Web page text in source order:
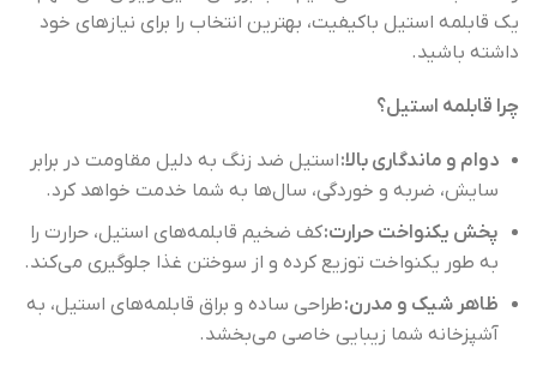
یک قابلمه استیل باکیفیت، بهترین انتخاب را برای نیازهای خود
داشته باشید.
چرا قابلمه استیل؟
دوام و ماندگاری بالا:استیل ضد زنگ به دلیل مقاومت در برابر
سایش، ضربه و خوردگی، سال‌ها به شما خدمت خواهد کرد.
پخش یکنواخت حرارت:کف ضخیم قابلمه‌های استیل، حرارت را
به طور یکنواخت توزیع کرده و از سوختن غذا جلوگیری می‌کند.
ظاهر شیک و مدرن:طراحی ساده و براق قابلمه‌های استیل، به
آشپزخانه شما زیبایی خاصی می‌بخشد.